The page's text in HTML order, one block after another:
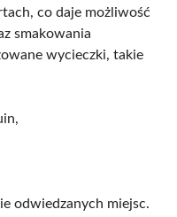
co daje możliwość
smakowania
wycieczki, takie
odwiedzanych miejsc.